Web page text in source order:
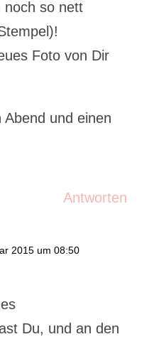
noch so nett
Foto von Dir
Abend und einen
Antworten
2015 um 08:50
Du, und an den